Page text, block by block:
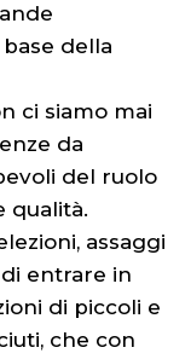
della
ci siamo mai
da
del ruolo
qualità.
assaggi
entrare in
di piccoli e
che con